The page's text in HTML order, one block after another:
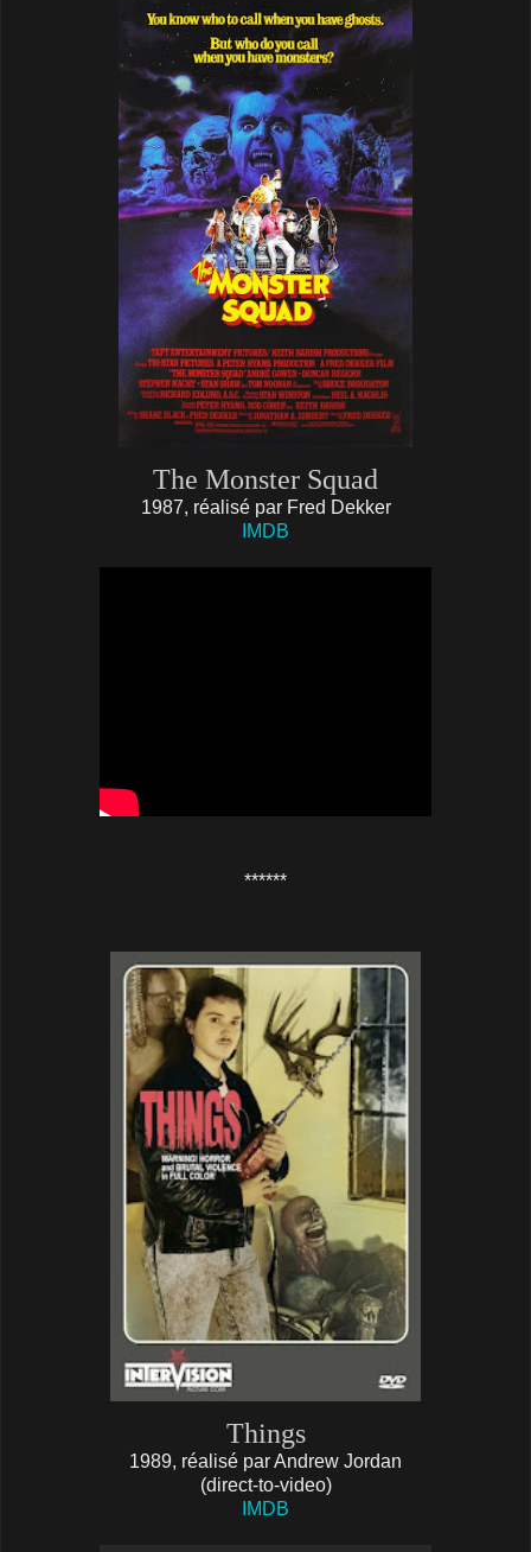
The Monster Squad
1987, réalisé par Fred Dekker
IMDB
******
Things
1989, réalisé par Andrew Jordan
(direct-to-video)
IMDB